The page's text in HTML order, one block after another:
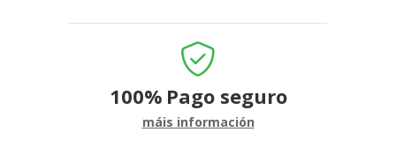
100% Pago seguro
máis información